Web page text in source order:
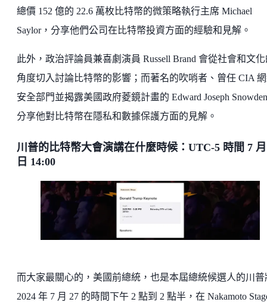
總價 152 億的 22.6 萬枚比特幣的微策略執行主席 Michael
Saylor，分享他們公司在比特幣投資方面的經驗和見解。
此外，政治評論員兼喜劇演員 Russell Brand 會從社會和文
角度切入討論比特幣的影響；而著名的吹哨者、曾任 CIA
安全部門並揭露美國政府菱鏡計畫的 Edward Joseph
分享他對比特幣在隱私和數據保護方面的見解。
川普的比特幣大會演講在什麼時候：UTC-5 時間 7
日 14:00
而大家最關心的，美國前總統，也是本屆總統候選人的川普
2024 年 7 月 27 的時間下午 2 點到 2 點半，在 Nakamoto